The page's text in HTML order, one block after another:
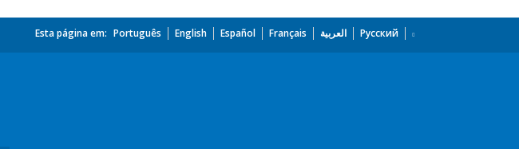
Esta página em: Português English Español Français العربية Русский